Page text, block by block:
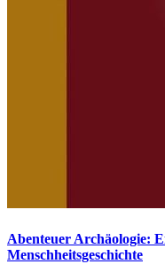
Abenteuer Archäologie:
Menschheitsgeschichte